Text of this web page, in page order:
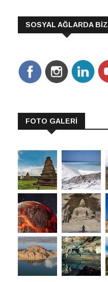
SOSYAL AĞLARDA BİZ
FOTO GALERİ